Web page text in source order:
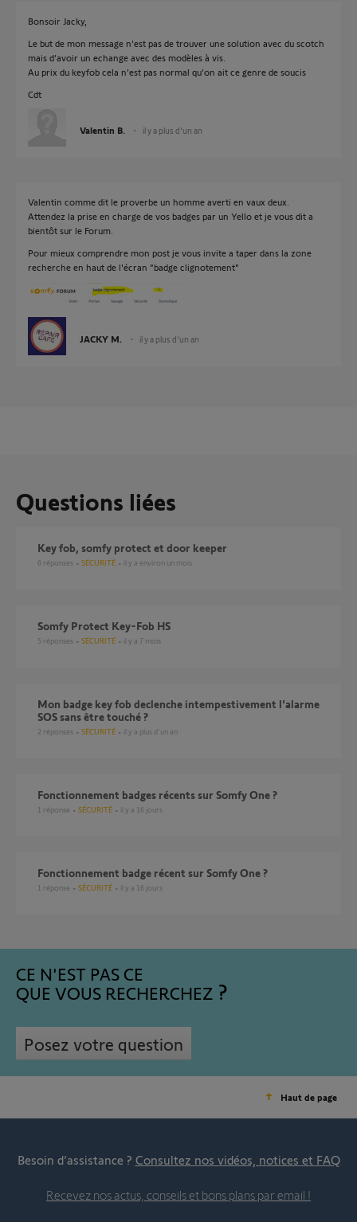
Bonsoir Jacky,
Le but de mon message n’est pas de trouver une solution avec du scotch
mais d’avoir un echange avec des modèles à vis.
Au prix du keyfob cela n’est pas normal qu’on ait ce genre de soucis
Cdt
Valentin B. il y a plus d'un an
Valentin comme dit le proverbe un homme averti en vaux deux.
Attendez la prise en charge de vos badges par un Yello et je vous dit a
bientôt sur le Forum.
Pour mieux comprendre mon post je vous invite a taper dans la zone
recherche en haut de l'écran "badge clignotement"
JACKY M. il y a plus d'un an
Questions liées
Key fob, somfy protect et door keeper
6 réponses SÉCURITÉ il y a environ un mois
Somfy Protect Key-Fob HS
5 réponses SÉCURITÉ il y a 7 mois
Mon badge key fob declenche intempestivement l'alarme
SOS sans être touché ?
2 réponses SÉCURITÉ il y a plus d'un an
Fonctionnement badges récents sur Somfy One ?
1 réponse SÉCURITÉ il y a 16 jours
Fonctionnement badge récent sur Somfy One ?
1 réponse SÉCURITÉ il y a 16 jours
CE N'EST PAS CE
QUE VOUS RECHERCHEZ
Posez votre question
Haut de page
Besoin d’assistance ? Consultez nos vidéos, notices et FAQ
Recevez nos actus, conseils et bons plans par email !